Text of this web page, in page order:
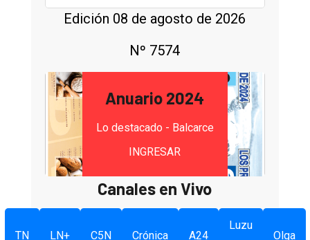
Edición 08 de agosto de 2026
Nº 7574
Anuario 2024
Lo destacado - Balcarce
INGRESAR
Canales en Vivo
TN LN+ C5N Crónica A24
Luzu
Olga